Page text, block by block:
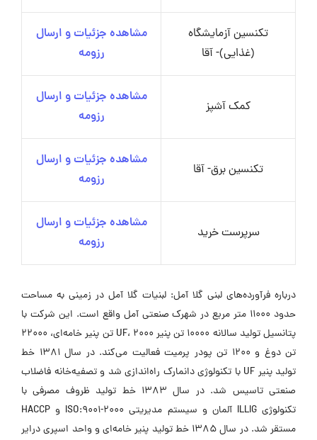
تکنسین آزمایشگاه
(غذایی)- آقا
مشاهده جزئیات و ارسال
رزومه
کمک آشپز
مشاهده جزئیات و ارسال
رزومه
تکنسین برق- آقا
مشاهده جزئیات و ارسال
رزومه
سرپرست خرید
مشاهده جزئیات و ارسال
رزومه
درباره فرآورده‌های لبنی گلا آمل: لبنیات گلا آمل در زمینی به مساحت
حدود 11000 متر مربع در شهرک صنعتی آمل واقع است. این شرکت با
پتانسیل تولید سالانه 10000 تن پنیر UF، 2000 تن پنیر خامه‌ای، 22000
تن دوغ و 1200 تن پودر پرمیت فعالیت می‌کند. در سال 1381 خط
تولید پنیر UF با تکنولوژی دانمارک راه‌اندازی شد و تصفیه‌خانه فاضلاب
صنعتی تاسیس شد. در سال 1383 خط تولید ظروف مصرفی با
تکنولوژی ILLIG آلمان و سیستم مدیریتی ISO:9001-2000 و HACCP
مستقر شد. در سال 1385 خط تولید پنیر خامه‌ای و واحد اسپری درایر